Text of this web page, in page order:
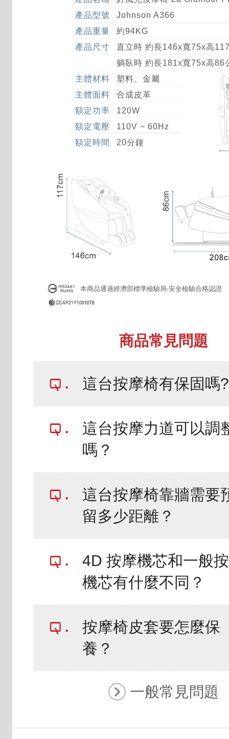
產品型號
產品重量
產品尺寸
主體材料
主體面料
額定功率
額定電壓
額定時間
Johnson A366
約94KG
直立時 約長146x寬75x高
躺臥時 約長181x寬75x高86
塑料、金屬
合成皮革
120W
110V ~ 60Hz
20分鐘
本商品通過經濟部標準檢驗局-安全檢驗合格認證
商品常見問題
這台按摩椅有保固嗎?
這台按摩力道可以調
嗎？
這台按摩椅靠牆需要
留多少距離？
4D 按摩機芯和一般
機芯有什麼不同？
按摩椅皮套要怎麼保
養？
一般常見問題